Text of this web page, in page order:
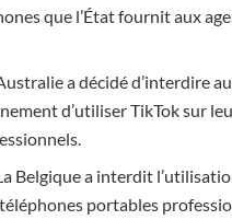
que l’État fournit aux
a décidé d’interdire
d’utiliser TikTok sur
Belgique a interdit
portables